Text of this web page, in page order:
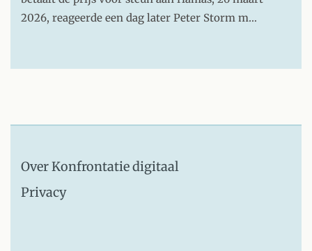
2026, reageerde een dag later Peter Storm m…
Over Konfrontatie digitaal
Privacy